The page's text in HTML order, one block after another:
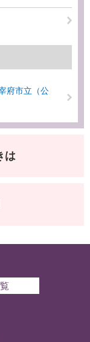
府市立（公
は